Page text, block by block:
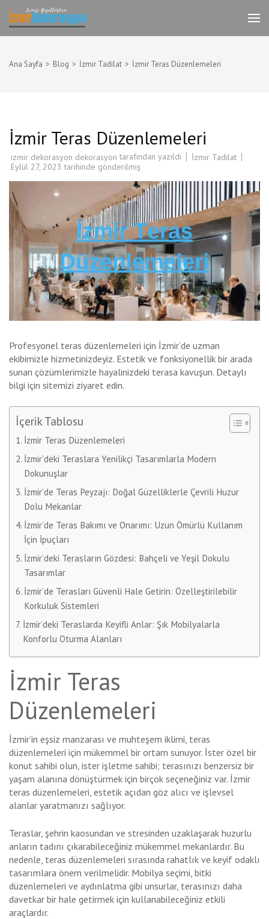
atla
basın)
İzmir Tadilat Dekorasyon
İzmir Dekorasyon Komple Ev,Daire,İşyeri
Dekorasyonu
Ana Sayfa > Blog > İzmir Tadilat > İzmir Teras Düzenlemeleri
İzmir Teras Düzenlemeleri
izmir dekorasyon dekorasyon tarafından yazıldı
İzmir Tadilat
Eylül 27, 2023 tarihinde gönderilmiş
Profesyonel teras düzenlemeleri için İzmir’de uzman
ekibimizle hizmetinizdeyiz. Estetik ve fonksiyonellik bir arada
sunan çözümlerimizle hayalinizdeki terasa kavuşun. Detaylı
bilgi için sitemizi ziyaret edin.
İçerik Tablosu
İzmir Teras Düzenlemeleri
İzmir’deki Teraslara Yenilikçi Tasarımlarla Modern
Dokunuşlar
İzmir’de Teras Peyzajı: Doğal Güzelliklerle Çevrili Huzur
Dolu Mekanlar
İzmir’de Teras Bakımı ve Onarımı: Uzun Ömürlü Kullanım
İçin İpuçları
İzmir’deki Terasların Gözdesi: Bahçeli ve Yeşil Dokulu
Tasarımlar
İzmir’de Terasları Güvenli Hale Getirin: Özelleştirilebilir
Korkuluk Sistemleri
İzmir’deki Teraslarda Keyifli Anlar: Şık Mobilyalarla
Konforlu Oturma Alanları
İzmir Teras
Düzenlemeleri
İzmir’in eşsiz manzarası ve muhteşem iklimi, teras
düzenlemeleri için mükemmel bir ortam sunuyor. İster özel bir
konut sahibi olun, ister işletme sahibi; terasınızı benzersiz bir
yaşam alanına dönüştürmek için birçok seçeneğiniz var. İzmir
teras düzenlemeleri, estetik açıdan göz alıcı ve işlevsel
alanlar yaratmanızı sağlıyor.
Teraslar, şehrin kaosundan ve stresinden uzaklaşarak huzurlu
anların tadını çıkarabileceğiniz mükemmel mekanlardır. Bu
nedenle, teras düzenlemeleri sırasında rahatlık ve keyif odaklı
tasarımlara önem verilmelidir. Mobilya seçimi, bitki
düzenlemeleri ve aydınlatma gibi unsurlar, terasınızı daha
davetkar bir hale getirmek için kullanabileceğiniz etkili
araçlardır.